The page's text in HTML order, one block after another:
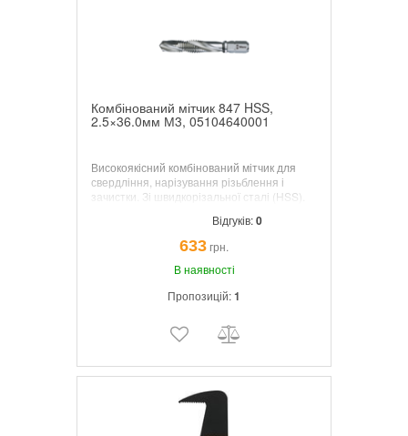
Комбінований мітчик 847 HSS,
2.5×36.0мм М3, 05104640001
Високоякісний комбінований мітчик для
свердління, нарізування різьблення і
зачистки. Зі швидкорізальної сталі (HSS).
гарантує великий термін служби
Відгуків:0
633грн.
В наявності
Пропозицій:1